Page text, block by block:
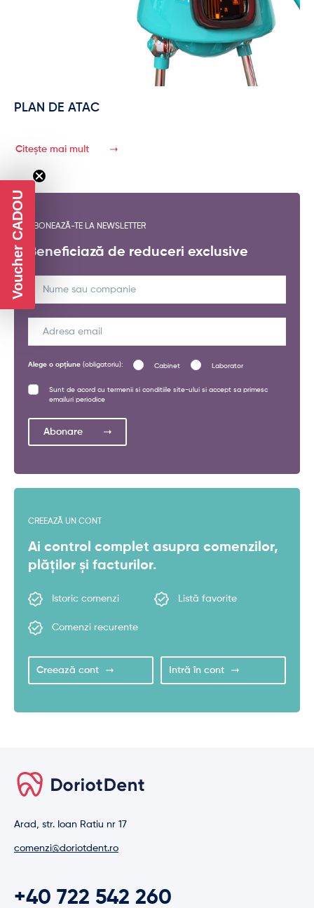
PLAN DE ATAC
Citește mai mult
ABONEAZĂ-TE LA NEWSLETTER
Beneficiază de reduceri exclusive
Alege o opțiune Cabinet Laborator
Sunt de acord cu termenii si conditiile site-ului si accept sa primesc
emailuri periodice
Abonare
CREEAZĂ UN CONT
Ai control complet asupra comenzilor,
plăților și facturilor.
Creează cont Intră în cont
Istoric comenzi Listă favorite
Comenzi recurente
Arad, str. Ioan Ratiu nr 17
comenzi@doriotdent.ro
+40 722 542 260
Voucher CADOU